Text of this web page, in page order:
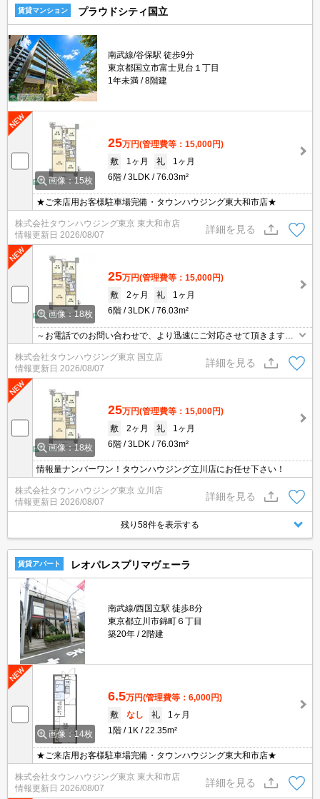
賃貸マンション プラウドシティ国立
南武線/谷保駅 徒歩9分
東京都国立市富士見台１丁目
1年未満
8階建
画像：15枚
25万円(管理費等：15,000円)
敷
1ヶ月 礼
1ヶ月
6階
3LDK 76.03m²
★ご来店用お客様駐車場完備・タウンハウジング東大和市店★
株式会社タウンハウジング東京 東大和市店
情報更新日 2026/08/07
詳細を見る
画像：18枚
25万円(管理費等：15,000円)
敷
2ヶ月 礼
1ヶ月
6階
3LDK 76.03m²
～お電話でのお問い合わせで、より迅速にご対応させて頂きます～
地域密着タウンハウジング【国立店】まで～
株式会社タウンハウジング東京 国立店
情報更新日 2026/08/07
詳細を見る
画像：18枚
25万円(管理費等：15,000円)
敷
2ヶ月 礼
1ヶ月
6階
3LDK 76.03m²
情報量ナンバーワン！タウンハウジング立川店にお任せ下さい！
株式会社タウンハウジング東京 立川店
情報更新日 2026/08/07
詳細を見る
残り58件を表示する
賃貸アパート レオパレスプリマヴェーラ
南武線/西国立駅 徒歩8分
東京都立川市錦町６丁目
築20年
2階建
画像：14枚
6.5万円(管理費等：6,000円)
敷
なし 礼
1ヶ月
1階
1K 22.35m²
★ご来店用お客様駐車場完備・タウンハウジング東大和市店★
株式会社タウンハウジング東京 東大和市店
情報更新日 2026/08/07
詳細を見る